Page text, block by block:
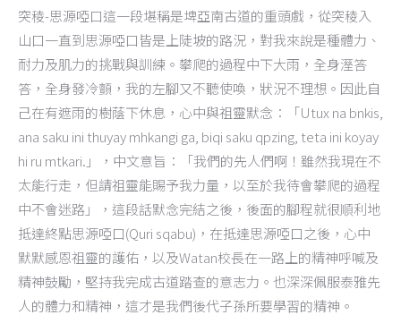
突稜-思源啞口這一段堪稱是埤亞南古道的重頭戲，從突稜入
山口一直到思源啞口皆是上陡坡的路況，對我來說是種體力、
耐力及肌力的挑戰與訓練。攀爬的過程中下大雨，全身溼答
答，全身發冷顫，我的左腳又不聽使喚，狀況不理想。因此自
己在有遮雨的樹蔭下休息，心中與祖靈默念：「Utux na bnkis,
ana saku ini thuyay mhkangi ga, biqi saku qpzing, teta ini koyay
hi ru mtkari.」，中文意旨：「我們的先人們啊！雖然我現在不
太能行走，但請祖靈能賜予我力量，以至於我待會攀爬的過程
中不會迷路」，這段話默念完結之後，後面的腳程就很順利地
抵達終點思源啞口(Quri sqabu)，在抵達思源啞口之後，心中
默默感恩祖靈的護佑，以及Watan校長在一路上的精神呼喊及
精神鼓勵，堅持我完成古道踏查的意志力。也深深佩服泰雅先
人的體力和精神，這才是我們後代子孫所要學習的精神。